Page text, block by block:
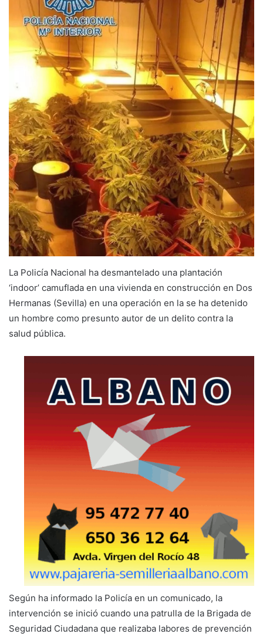
La Policía Nacional ha desmantelado una plantación
‘indoor’ camuflada en una vivienda en construcción en Dos
Hermanas (Sevilla) en una operación en la se ha detenido
un hombre como presunto autor de un delito contra la
salud pública.
Según ha informado la Policía en un comunicado, la
intervención se inició cuando una patrulla de la Brigada de
Seguridad Ciudadana que realizaba labores de prevención